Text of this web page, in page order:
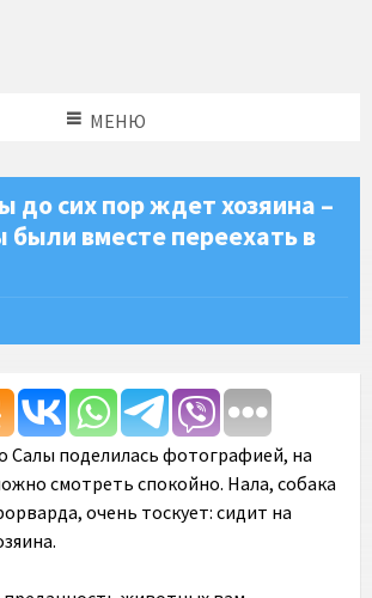
МЕНЮ
до сих пор ждет хозяина –
вместе переехать в
Салы поделилась фотографией, на
смотреть спокойно. Нала, собака
очень тоскует: сидит на